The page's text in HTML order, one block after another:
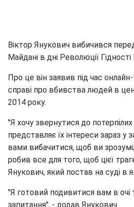
Віктор Янукович вибичився
Майдані в дні Революції Гідності
Про це він заявив під час
справі про вбивства людей в
2014 року.
"Я хочу звернутися до
представляє їх інтереси зараз у
вами вибачитися, щоб ви
робив все для того, щоб цієї
Янукович, який постав на суді в
"Я готовий подивитися вам в очі
запитання", - додав Янукович.